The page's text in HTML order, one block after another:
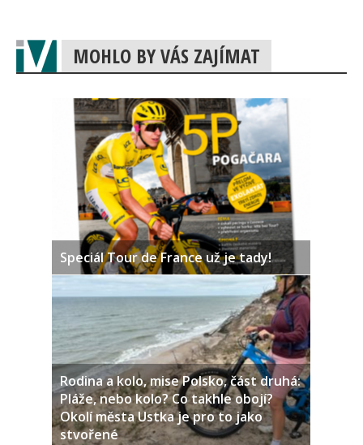
MOHLO BY VÁS ZAJÍMAT
Speciál Tour de France už je tady!
Rodina a kolo, mise Polsko, část druhá:
Pláže, nebo kolo? Co takhle obojí?
Okolí města Ustka je pro to jako
stvořené